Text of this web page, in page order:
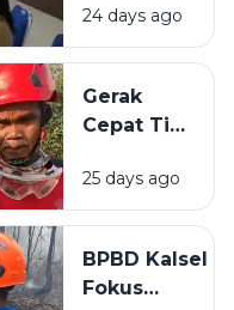
Rumah
Layak Huni
BBPOM
Banjarbaru
Target
Peserta
24 days ago
Gerak
Cepat Tim
Cegah
Karhutla
Landasan
Ulin Timur
25 days ago
BPBD Kalsel
Fokus